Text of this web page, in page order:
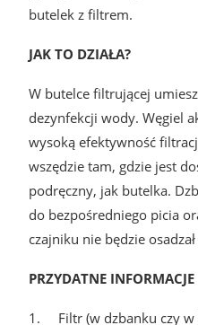
butelek z filtrem.
JAK TO DZIAŁA?
W butelce filtrującej
dezynfekcji wody. Węgiel
wysoką efektywność
wszędzie tam, gdzie jest
podręczny, jak butelka.
do bezpośredniego picia
czajniku nie będzie
PRZYDATNE INFORMACJE
1. Filtr (w dzbanku czy